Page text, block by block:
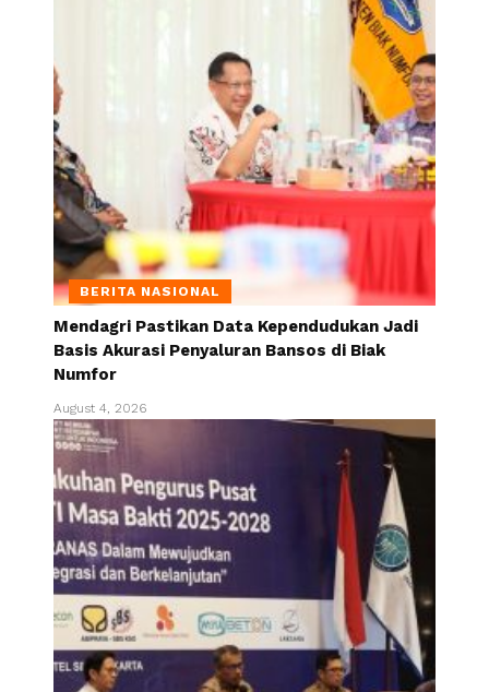
BERITA NASIONAL
Mendagri Pastikan Data Kependudukan Jadi
Basis Akurasi Penyaluran Bansos di Biak
Numfor
August 4, 2026